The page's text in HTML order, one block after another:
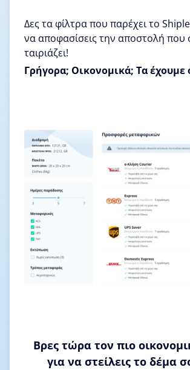
Δες τα φίλτρα που παρέχει το
να αποφασίσεις την αποστολή που
ταιριάζει!
Γρήγορα; Οικονομικά; Τα έχουμε
Βρες τώρα τον πιο
για να στείλεις το δέμα